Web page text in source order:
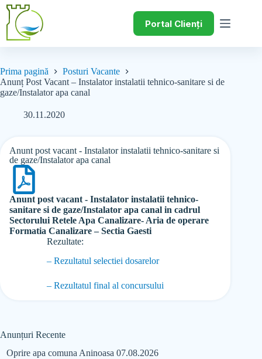
Portal Clienți
Prima pagină
Posturi Vacante
Anunț Post Vacant – Instalator instalatii tehnico-sanitare si de
gaze/Instalator apa canal
30.11.2020
Anunt post vacant - Instalator instalatii tehnico-sanitare si
de gaze/Instalator apa canal
Anunt post vacant - Instalator instalatii tehnico-
sanitare si de gaze/Instalator apa canal in cadrul
Sectorului Retele Apa Canalizare- Aria de operare
Formatia Canalizare – Sectia Gaesti
Rezultate:
– Rezultatul selectiei dosarelor
– Rezultatul final al concursului
Anunțuri Recente
Oprire apa comuna Aninoasa 07.08.2026